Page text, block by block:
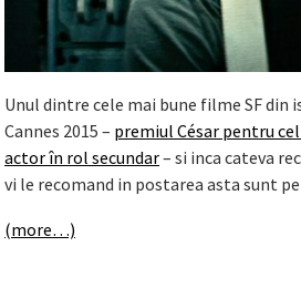
Unul dintre cele mai bune filme SF
Cannes 2015 – premiul César pentru
actor în rol secundar–si inca cateva
vi le recomand in postarea asta sunt pe
(more…)